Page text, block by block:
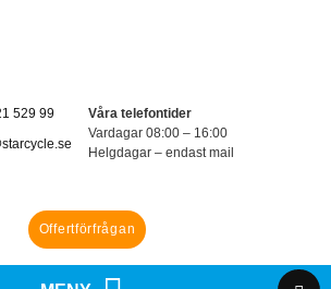
529 99
Våra telefontider
Vardagar 08:00 – 16:00
Helgdagar – endast mail
Offertförfrågan